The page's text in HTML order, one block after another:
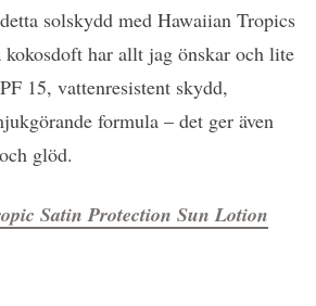
solskydd med Hawaiian Tropics
kokosdoft har allt jag önskar och lite
15, vattenresistent skydd,
formula – det ger även
glöd.
Satin Protection Sun Lotion